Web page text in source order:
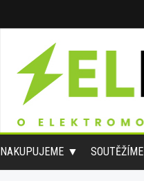
NAKUPUJEME SOUTĚŽÍME